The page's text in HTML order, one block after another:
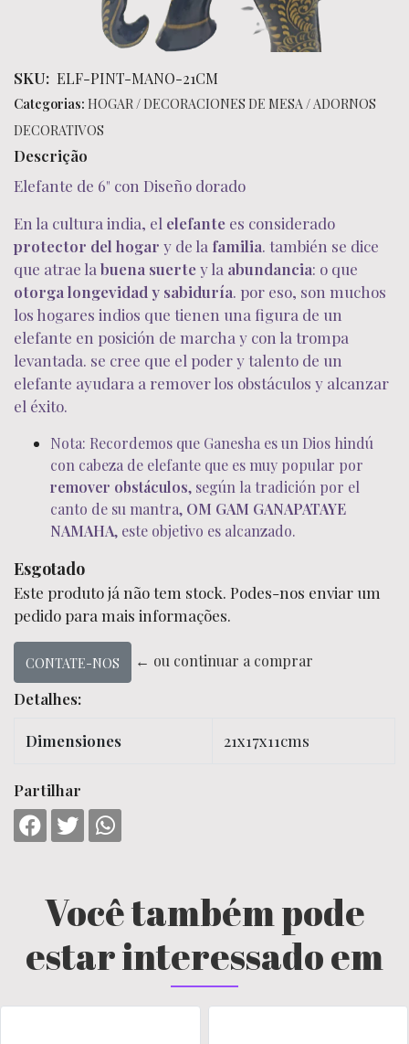
SKU: ELF-PINT-MANO-21CM
Categorias: HOGAR/DECORACIONES DE MESA/ADORNOS
DECORATIVOS
Descrição
Elefante de 6" con Diseño dorado
En la cultura india, el elefante es considerado
protector del hogar y de la familia. también se dice
que atrae la buena suertey la abundancia: o que
otorga longevidad y sabiduría. por eso, son muchos
los hogares indios que tienen una figura de un
elefante en posición de marcha y con la trompa
levantada. se cree que el poder y talento de un
elefante ayudara a remover los obstáculos y alcanzar
el éxito.
Nota: Recordemos que Ganesha es un Dios hindú
con cabeza de elefante que es muy popular por
remover obstáculos, según la tradición por el
canto de su mantra, OM GAM GANAPATAYE
NAMAHA, este objetivo es alcanzado.
Esgotado
Este produto já não tem stock. Podes-nos enviar um
pedido para mais informações.
CONTATE-NOS ← ou continuar a comprar
Detalhes:
Dimensiones 21x17x11cms
Partilhar
Você também pode
estar interessado em